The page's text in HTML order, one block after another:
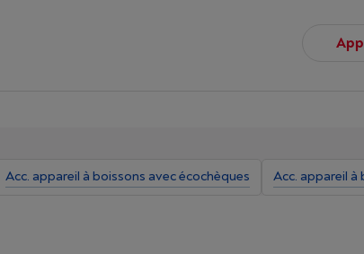
Acc. appareil à boissons avec écochèques Acc. appareil à